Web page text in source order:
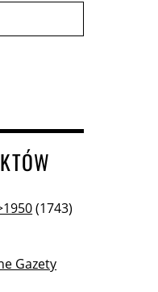
(1743)
Gazety